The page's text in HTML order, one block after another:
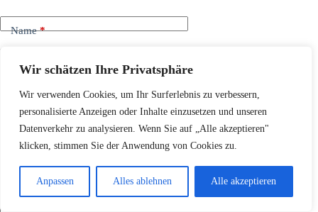
Wir schätzen Ihre Privatsphäre
Wir verwenden Cookies, um Ihr Surferlebnis zu verbessern,
personalisierte Anzeigen oder Inhalte einzusetzen und unseren
Datenverkehr zu analysieren. Wenn Sie auf „Alle akzeptieren"
klicken, stimmen Sie der Anwendung von Cookies zu.
Anpassen Alles ablehnen Alle akzeptieren
Name*
E-Mail
Website
Kommentar schreiben*